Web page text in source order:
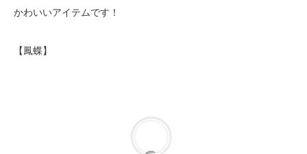
かわいいアイテムです！
【鳳蝶】